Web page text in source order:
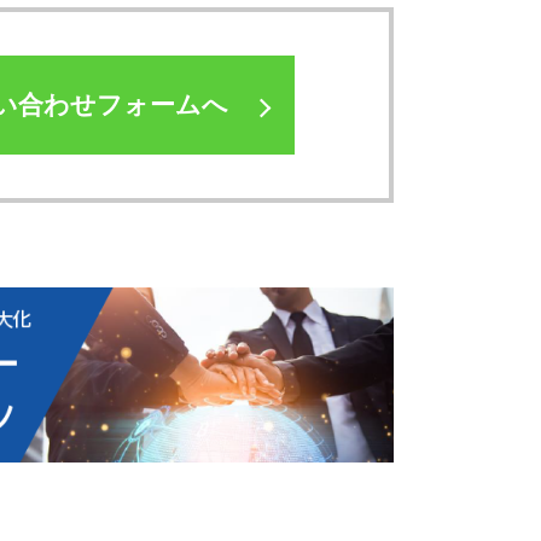
合わせフォームへ